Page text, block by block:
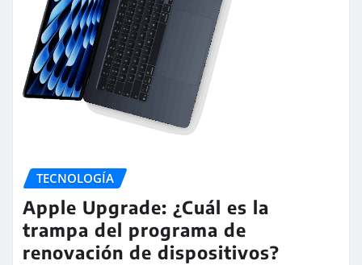
TECNOLOGÍA
Apple Upgrade: ¿Cuál es la
trampa del programa de
renovación de dispositivos?